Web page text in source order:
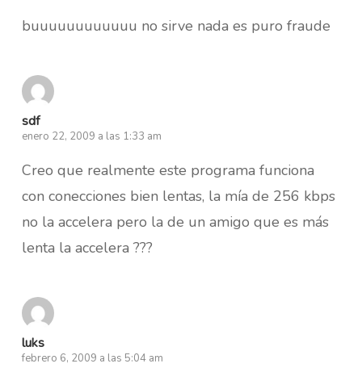
buuuuuuuuuuuu no sirve nada es puro fraude
sdf
enero 22, 2009 a las 1:33 am
Creo que realmente este programa funciona
con conecciones bien lentas, la mía de 256 kbps
no la accelera pero la de un amigo que es más
lenta la accelera ???
luks
febrero 6, 2009 a las 5:04 am